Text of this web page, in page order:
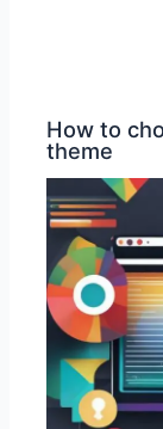
How to
theme